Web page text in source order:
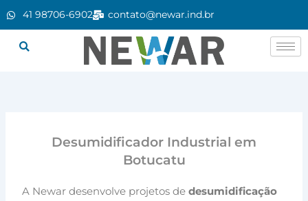
41 98706-6902 contato@newar.ind.br
Desumidificador Industrial em
Botucatu
A Newar desenvolve projetos dedesumidificação